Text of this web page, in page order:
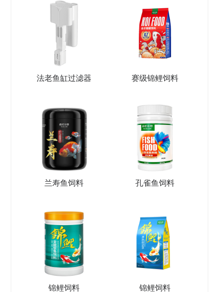
法老鱼缸过滤器 赛级锦鲤饲料
兰寿鱼饲料 孔雀鱼饲料
锦鲤饲料 锦鲤饲料